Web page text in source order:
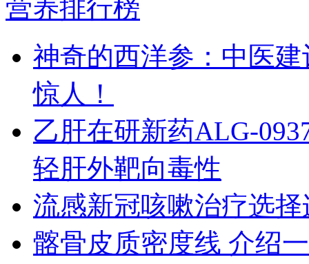
营养排行榜
神奇的西洋参：中医
惊人！
乙肝在研新药ALG-
轻肝外靶向毒性
流感新冠咳嗽治疗选
髂骨皮质密度线 介绍